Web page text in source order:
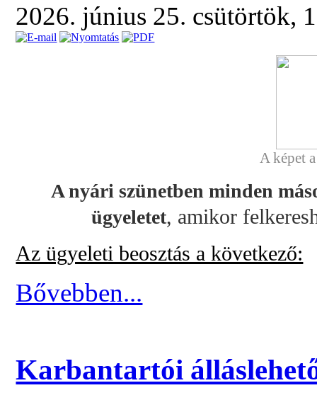
2026. június 25. csütörtök,
A képet
A nyári szünetben minden
ügyeletet, amikor
Az ügyeleti beosztás a következő:
Bővebben...
Karbantartói